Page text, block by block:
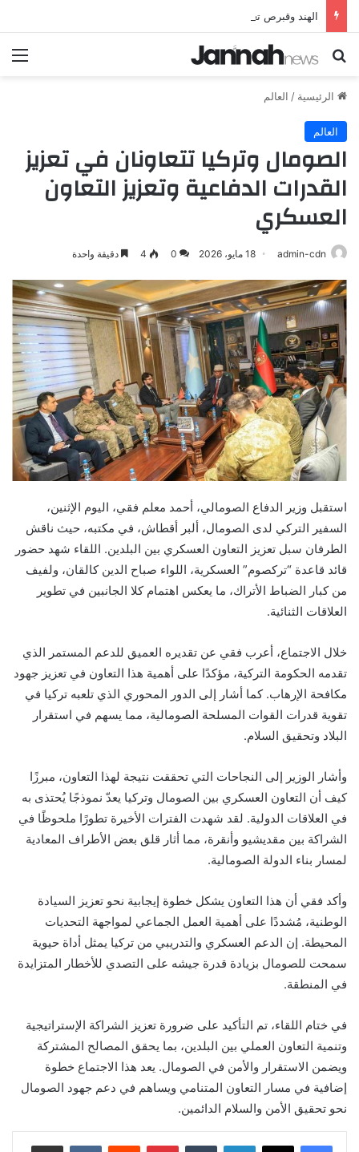
بحث عن
الرئيسية / العالم
العالم
الصومال وتركيا تتعاونان في تعزيز
القدرات الدفاعية وتعزيز التعاون
العسكري
admin-cdn 18 مايو، 2026 0
4 دقيقة واحدة
استقبل وزير الدفاع الصومالي، أحمد معلم فقي، اليوم الإثنين،
السفير التركي لدى الصومال، ألبر أقطاش، في مكتبه، حيث ناقش
الطرفان سبل تعزيز التعاون العسكري بين البلدين. اللقاء شهد حضور
قائد قاعدة “تركصوم” العسكرية، اللواء صباح الدين كالقان، ولفيف
من كبار الضباط الأتراك، ما يعكس اهتمام كلا الجانبين في تطوير
العلاقات الثنائية.
خلال الاجتماع، أعرب فقي عن تقديره العميق للدعم المستمر الذي
تقدمه الحكومة التركية، مؤكدًا على أهمية هذا التعاون في تعزيز جهود
مكافحة الإرهاب. كما أشار إلى الدور المحوري الذي تلعبه تركيا في
تقوية قدرات القوات المسلحة الصومالية، مما يسهم في استقرار
البلاد وتحقيق السلام.
وأشار الوزير إلى النجاحات التي تحققت نتيجة لهذا التعاون، مبرزًا
كيف أن التعاون العسكري بين الصومال وتركيا يعدّ نموذجًا يُحتذى به
في العلاقات الدولية. لقد شهدت الفترات الأخيرة تطورًا ملحوظًا في
الشراكة بين مقديشيو وأنقرة، مما أثار قلق بعض الأطراف المعادية
لمسار بناء الدولة الصومالية.
وأكد فقي أن هذا التعاون يشكل خطوة إيجابية نحو تعزيز السيادة
الوطنية، مُشددًا على أهمية العمل الجماعي لمواجهة التحديات
المحيطة. إن الدعم العسكري والتدريبي من تركيا يمثل أداة حيوية
سمحت للصومال بزيادة قدرة جيشه على التصدي للأخطار المتزايدة
في المنطقة.
في ختام اللقاء، تم التأكيد على ضرورة تعزيز الشراكة الإستراتيجية
وتنمية التعاون العملي بين البلدين، بما يحقق المصالح المشتركة
ويضمن الاستقرار والأمن في الصومال. يعد هذا الاجتماع خطوة
إضافية في مسار التعاون المتنامي ويساهم في دعم جهود الصومال
نحو تحقيق الأمن والسلام الدائمين.
لينكدإن بينتيريست مشاركة عبر البريد